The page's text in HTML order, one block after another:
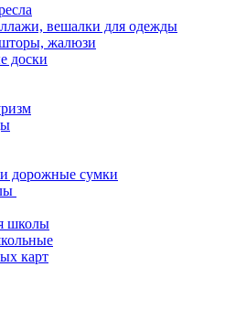
вешалки для одежды
жалюзи
доски
дорожные сумки
школы
карт